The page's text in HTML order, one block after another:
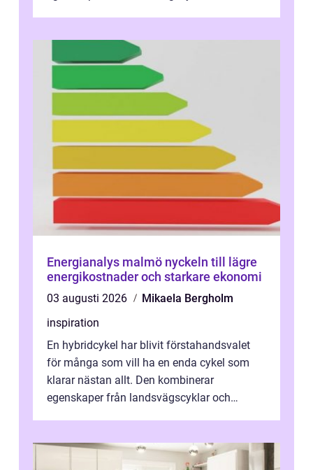
Energianalys malmö nyckeln till lägre
energikostnader och starkare ekonomi
03 augusti 2026
Mikaela Bergholm
inspiration
En hybridcykel har blivit förstahandsvalet
för många som vill ha en enda cykel som
klarar nästan allt. Den kombinerar
egenskaper från landsvägscyklar och